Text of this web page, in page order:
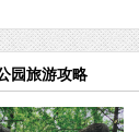
园旅游攻略